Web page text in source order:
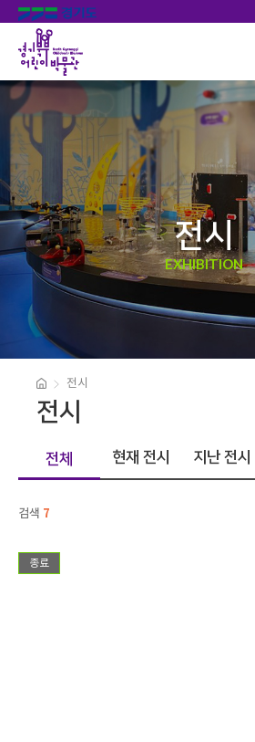
전시
EXHIBITION
전시
전시
전체 현재 전시 지난 전시
검색 7
종료